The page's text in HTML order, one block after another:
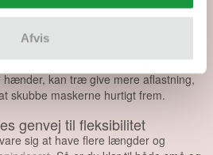
Afvis
ærmer med nordisk mønster eller
hurtig oplevelse, især til
vi ønsker præcise udtagninger i
hænder, kan træ give mere aflastning,
skubbe maskerne hurtigt frem.
genvej til fleksibilitet
sig at have flere længder og